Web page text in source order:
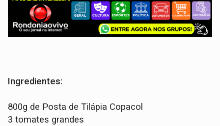
Ingredientes:
800g de Posta de Tilápia Copacol
3 tomates grandes